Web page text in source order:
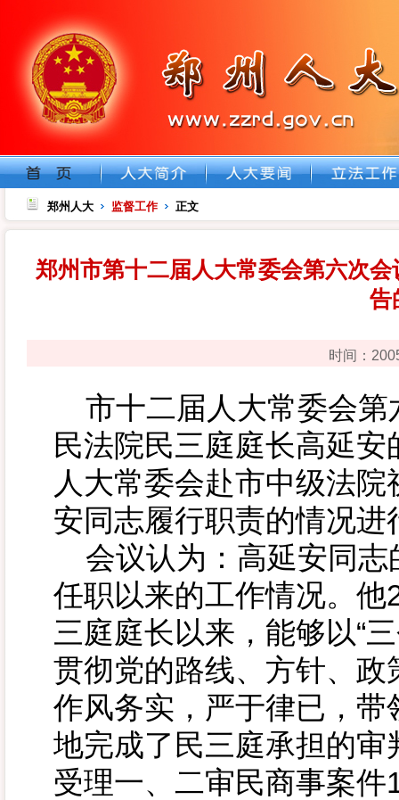
郑州人大 监督工作 正文
郑州市第十二届人大常委会第六次
告
时间：
市十二届人大常委会第
民法院民三庭庭长高延
人大常委会赴市中级法
安同志履行职责的情况进
会议认为：高延安同志
任职以来的工作情况。
三庭庭长以来，能够以“
贯彻党的路线、方针、
作风务实，严于律已，
地完成了民三庭承担的
受理一、二审民商事案